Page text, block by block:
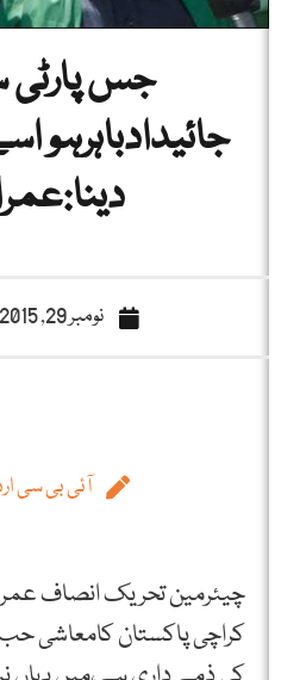
جس پارٹی
جائیدادباہرہو
نومبر 29, 2015
آئی بی سی
چیئرمین تحریک انصاف
کراچی پاکستان کامعاشی